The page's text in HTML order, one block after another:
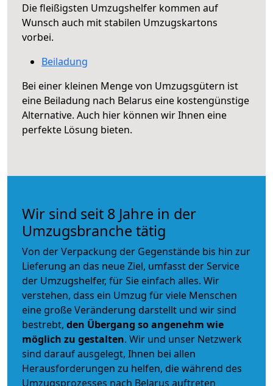
Die fleißigsten Umzugshelfer kommen auf
Wunsch auch mit stabilen Umzugskartons
vorbei.
Beiladung
Bei einer kleinen Menge von Umzugsgütern ist
eine Beiladung nach Belarus eine kostengünstige
Alternative. Auch hier können wir Ihnen eine
perfekte Lösung bieten.
Wir sind seit 8 Jahre in der
Umzugsbranche tätig
Von der Verpackung der Gegenstände bis hin zur
Lieferung an das neue Ziel, umfasst der Service
der Umzugshelfer, für Sie einfach alles. Wir
verstehen, dass ein Umzug für viele Menschen
eine große Veränderung darstellt und wir sind
bestrebt, den Übergang so angenehm wie
möglich zu gestalten. Wir und unser Netzwerk
sind darauf ausgelegt, Ihnen bei allen
Herausforderungen zu helfen, die während des
Umzugsprozesses nach Belarus auftreten